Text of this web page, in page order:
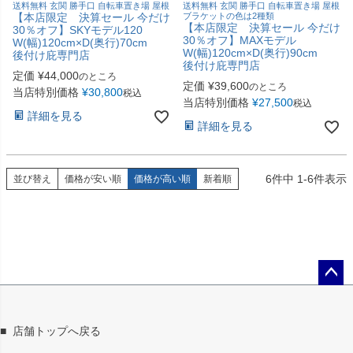
送料無料 玄関 勝手口 自転車置き場 屋根
【本店限定 決算セール 今だけ
30％オフ】SKYモデル120
W(幅)120cm×D(奥行)70cm
後付け庇専門店
定価 ¥44,000のところ
当店特別価格 ¥30,800税込
詳細を見る
送料無料 玄関 勝手口 自転車置き場 屋根
ブラケットの色は2種類
【本店限定 決算セール 今だけ
30％オフ】MAXモデル
W(幅)120cm×D(奥行)90cm
後付け庇専門店
定価 ¥39,600のところ
当店特別価格 ¥27,500税込
詳細を見る
並び替え 価格が安い順 価格が高い順 新着順 6件中 1-6件表示
■ 店舗トップへ戻る